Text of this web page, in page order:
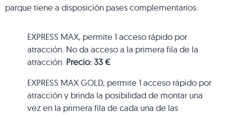
parque tiene a disposición pases complementarios:
EXPRESS MAX, permite 1 acceso rápido por
atracción. No da acceso a la primera fila de la
atracción. Precio: 33 €
EXPRESS MAX GOLD, permite 1 acceso rápido por
atracción y brinda la posibilidad de montar una
vez en la primera fila de cada una de las